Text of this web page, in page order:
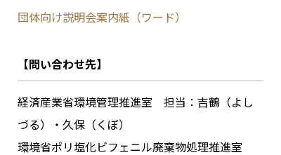
団体向け説明会案内紙（ワード）
【問い合わせ先】
経済産業省環境管理推進室 担当：吉鶴（よし
づる）・久保（くぼ）
環境省ポリ塩化ビフェニル廃棄物処理推進室